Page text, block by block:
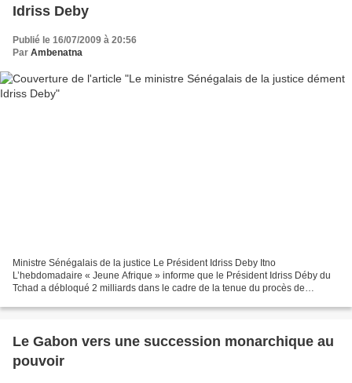
Idriss Deby
Publié le 16/07/2009 à 20:56
Par Ambenatna
Ministre Sénégalais de la justice Le Président Idriss Deby Itno
L’hebdomadaire « Jeune Afrique » informe que le Président Idriss Déby du
Tchad a débloqué 2 milliards dans le cadre de la tenue du procès de
Le Gabon vers une succession monarchique au
pouvoir